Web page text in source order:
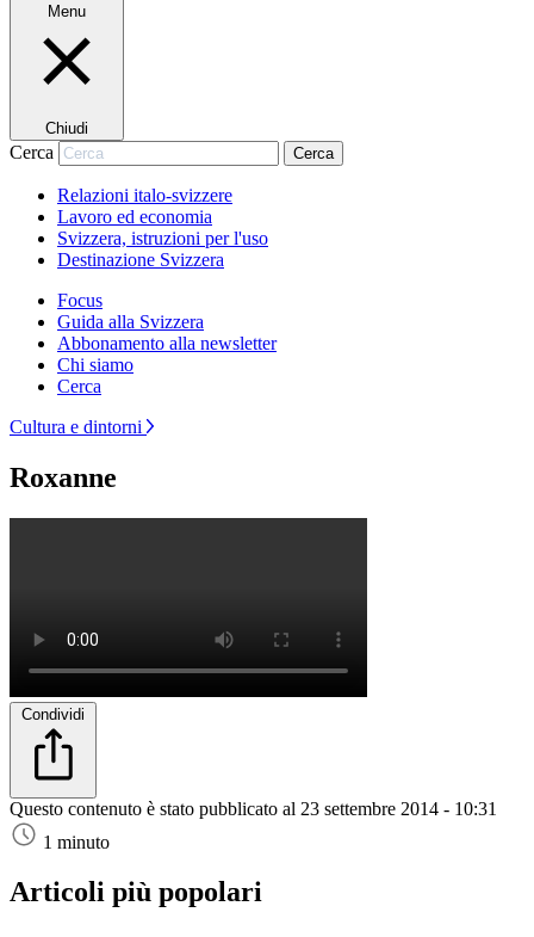
Menu
Chiudi
Cerca Cerca
Relazioni italo-svizzere
Lavoro ed economia
Svizzera, istruzioni per l'uso
Destinazione Svizzera
Focus
Guida alla Svizzera
Abbonamento alla newsletter
Chi siamo
Cerca
Cultura e dintorni
Roxanne
Condividi
Questo contenuto è stato pubblicato al 23 settembre 2014 - 10:31
1 minuto
Articoli più popolari